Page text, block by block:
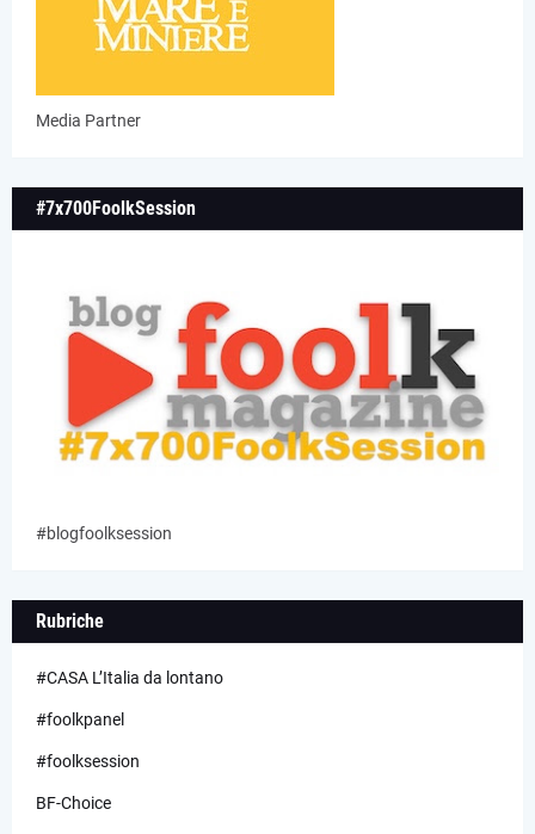
Media Partner
#7x700FoolkSession
#blogfoolksession
Rubriche
#CASA L’Italia da lontano
#foolkpanel
#foolksession
BF-Choice